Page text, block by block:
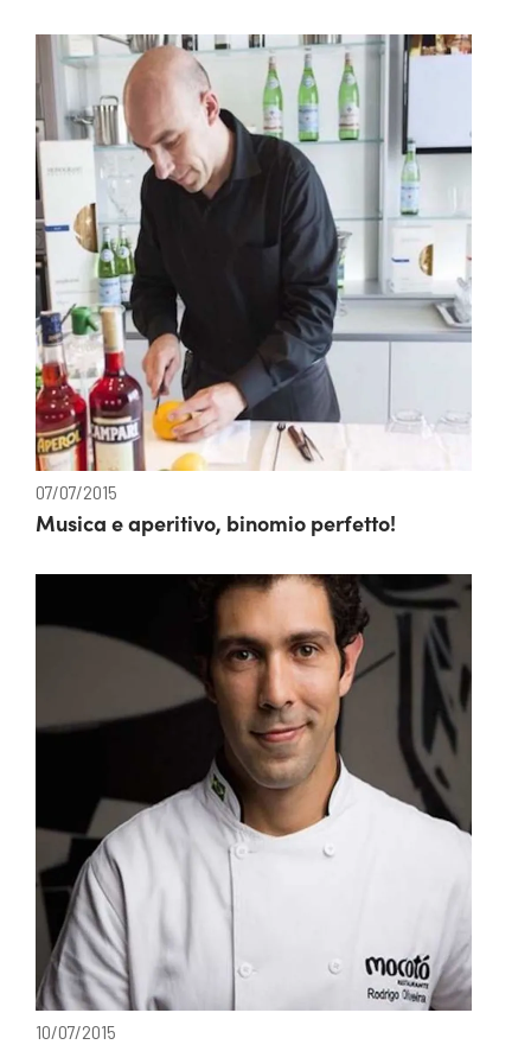
07/07/2015
Musica e aperitivo, binomio perfetto!
10/07/2015